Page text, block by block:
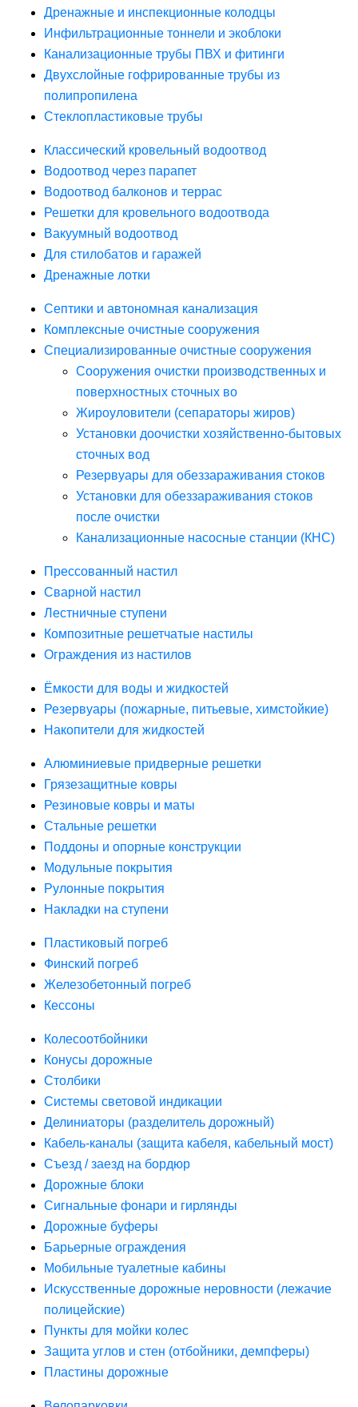
Дренажные и инспекционные колодцы
Инфильтрационные тоннели и экоблоки
Канализационные трубы ПВХ и фитинги
Двухслойные гофрированные трубы из
полипропилена
Стеклопластиковые трубы
Классический кровельный водоотвод
Водоотвод через парапет
Водоотвод балконов и террас
Решетки для кровельного водоотвода
Вакуумный водоотвод
Для стилобатов и гаражей
Дренажные лотки
Септики и автономная канализация
Комплексные очистные сооружения
Специализированные очистные сооружения
Сооружения очистки производственных и
поверхностных сточных во
Жироуловители (сепараторы жиров)
Установки доочистки хозяйственно-бытовых
сточных вод
Резервуары для обеззараживания стоков
Установки для обеззараживания стоков
после очистки
Канализационные насосные станции (КНС)
Прессованный настил
Сварной настил
Лестничные ступени
Композитные решетчатые настилы
Ограждения из настилов
Ёмкости для воды и жидкостей
Резервуары (пожарные, питьевые, химстойкие)
Накопители для жидкостей
Алюминиевые придверные решетки
Грязезащитные ковры
Резиновые ковры и маты
Стальные решетки
Поддоны и опорные конструкции
Модульные покрытия
Рулонные покрытия
Накладки на ступени
Пластиковый погреб
Финский погреб
Железобетонный погреб
Кессоны
Колесоотбойники
Конусы дорожные
Столбики
Системы световой индикации
Делиниаторы (разделитель дорожный)
Кабель-каналы (защита кабеля, кабельный мост)
Съезд / заезд на бордюр
Дорожные блоки
Сигнальные фонари и гирлянды
Дорожные буферы
Барьерные ограждения
Мобильные туалетные кабины
Искусственные дорожные неровности (лежачие
полицейские)
Пункты для мойки колес
Защита углов и стен (отбойники, демпферы)
Пластины дорожные